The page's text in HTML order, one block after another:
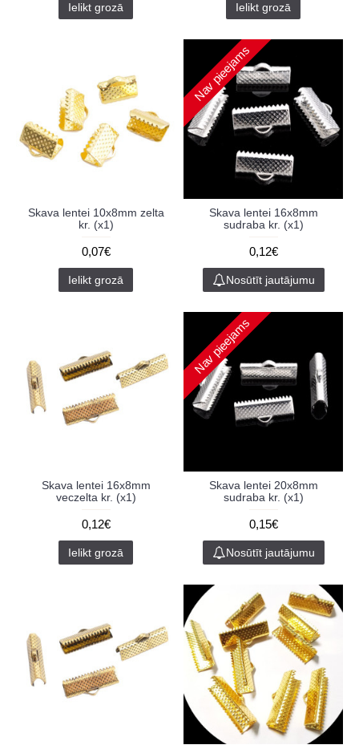
Ielikt grozā Ielikt grozā
Skava lentei 10x8mm zelta
kr. (x1)
0,07€
Ielikt grozā
Nav pieejams
Skava lentei 16x8mm
sudraba kr. (x1)
0,12€
Nosūtīt jautājumu
Skava lentei 16x8mm
veczelta kr. (x1)
0,12€
Ielikt grozā
Nav pieejams
Skava lentei 20x8mm
sudraba kr. (x1)
0,15€
Nosūtīt jautājumu